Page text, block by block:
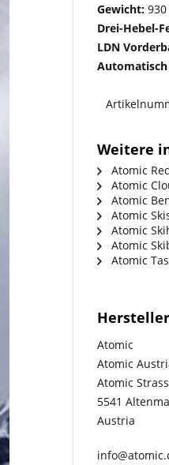
Gewicht:
Drei-Hebel-
LDN
Automatisch
Weitere
Atomic
Atomic
Atomic
Atomic
Atomic
Atomic
Atomic
Atomic
Atomic
Atomic
5541
Austria